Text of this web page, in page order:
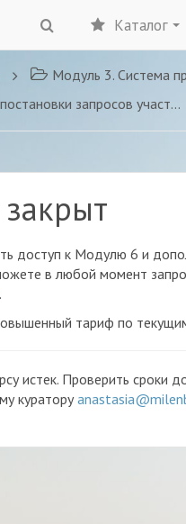
Каталог
Модуль 3. Система
участников, удержание рамок запроса
доступ к Модулю 6 и
в любой момент
.
тариф по
истек. Проверить сроки
куратору